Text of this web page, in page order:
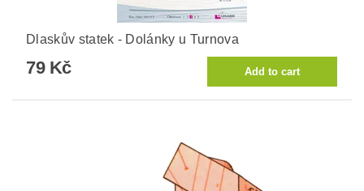
Dlaskův statek - Dolánky u Turnova
79 Kč